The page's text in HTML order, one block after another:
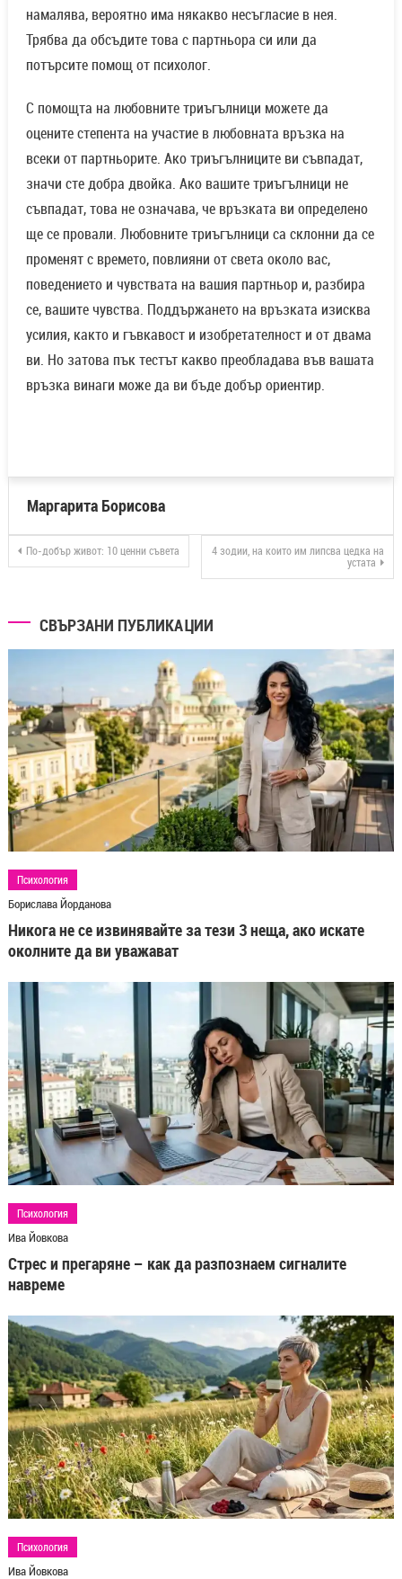
намалява, вероятно има някакво несъгласие в нея.
Трябва да обсъдите това с партньора си или да
потърсите помощ от психолог.
С помощта на любовните триъгълници можете да
оцените степента на участие в любовната връзка на
всеки от партньорите. Ако триъгълниците ви съвпадат,
значи сте добра двойка. Ако вашите триъгълници не
съвпадат, това не означава, че връзката ви определено
ще се провали. Любовните триъгълници са склонни да се
променят с времето, повлияни от света около вас,
поведението и чувствата на вашия партньор и, разбира
се, вашите чувства. Поддържането на връзката изисква
усилия, както и гъвкавост и изобретателност и от двама
ви. Но затова пък тестът какво преобладава във вашата
връзка винаги може да ви бъде добър ориентир.
Маргарита Борисова
По-добър живот: 10 ценни съвета
4 зодии, на които им липсва цедка на
устата
СВЪРЗАНИ ПУБЛИКАЦИИ
Психология
Борислава Йорданова
Никога не се извинявайте за тези 3 неща, ако искате
околните да ви уважават
Психология
Ива Йовкова
Стрес и прегаряне – как да разпознаем сигналите
навреме
Психология
Ива Йовкова